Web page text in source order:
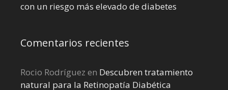
con un riesgo más elevado de diabetes
Comentarios recientes
Rocio Rodríguez en Descubren tratamiento
natural para la Retinopatía Diabética